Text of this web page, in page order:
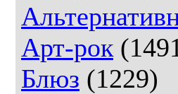
Арт-рок
Блюз (1229)